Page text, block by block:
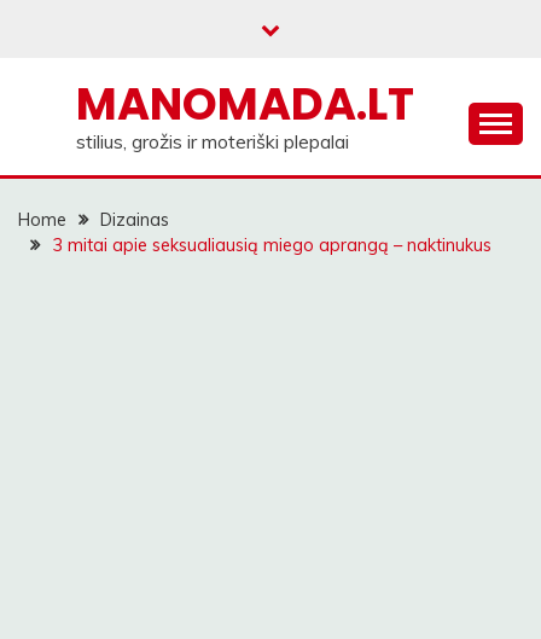
MANOMADA.LT
stilius, grožis ir moteriški plepalai
Home
Dizainas
3 mitai apie seksualiausią miego aprangą – naktinukus